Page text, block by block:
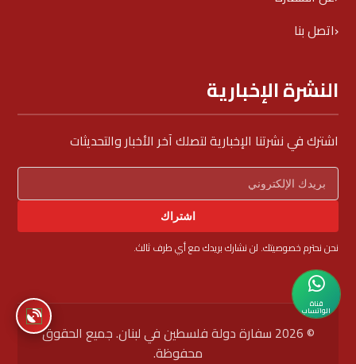
قناة
الواتساب
اتصل بنا
النشرة الإخبارية
اشترك في نشرتنا الإخبارية لتصلك آخر الأخبار والتحديثات
اشتراك
نحن نحترم خصوصيتك. لن نشارك بريدك مع أي طرف ثالث.
© 2026 سفارة دولة فلسطين في لبنان. جميع الحقوق
محفوظة.